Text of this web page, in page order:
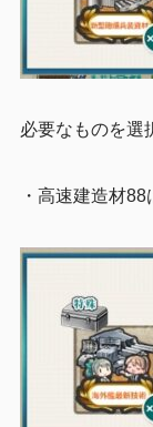
必要なものを選
・高速建造材